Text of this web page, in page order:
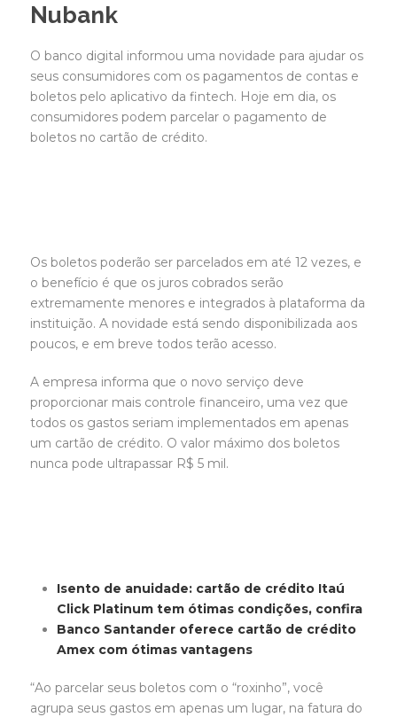
Nubank
O banco digital informou uma novidade para ajudar os
seus consumidores com os pagamentos de contas e
boletos pelo aplicativo da fintech. Hoje em dia, os
consumidores podem parcelar o pagamento de
boletos no cartão de crédito.
Os boletos poderão ser parcelados em até 12 vezes, e
o benefício é que os juros cobrados serão
extremamente menores e integrados à plataforma da
instituição. A novidade está sendo disponibilizada aos
poucos, e em breve todos terão acesso.
A empresa informa que o novo serviço deve
proporcionar mais controle financeiro, uma vez que
todos os gastos seriam implementados em apenas
um cartão de crédito. O valor máximo dos boletos
nunca pode ultrapassar R$ 5 mil.
Isento de anuidade: cartão de crédito Itaú
Click Platinum tem ótimas condições, confira
Banco Santander oferece cartão de crédito
Amex com ótimas vantagens
“Ao parcelar seus boletos com o “roxinho”, você
agrupa seus gastos em apenas um lugar, na fatura do